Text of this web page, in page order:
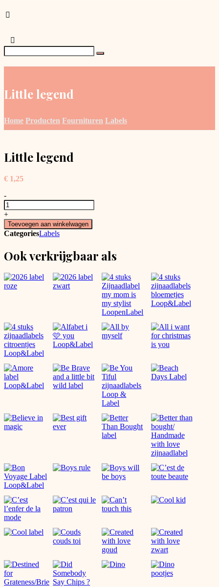
Little legend
Home Producten Fournituren Labels
Little legend
€ 1,25
-
Little
legend
aantal
+
Toevoegen aan winkelwagen
CategoriesLabels
Ook verkrijgbaar als